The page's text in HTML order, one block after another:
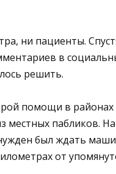
ни пациенты.
в
решить.
помощи в
местных пабликов.
был ждать
от